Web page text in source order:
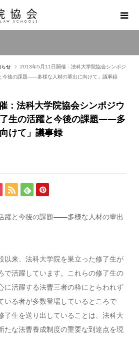
らせ
2013年5月11日開催：法科大学院協会シンポジ
今後の課題――多様な人材の輩出に向けて」議事録
：法科大学院協会シンポジウ
生の活躍と今後の課題――多
けて」議事録
躍と今後の課題――多様な人材の輩出
来、法科大学院を巣立った修了生が
で活躍しています。これらの修了生の
に活躍する法曹三者の枠にとらわれず
いる者が多数登場しているところで
了生を送り出していることは、法科大
たな法曹養成制度の重要な到達点を現